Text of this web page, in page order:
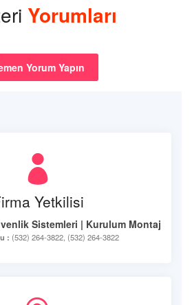
Yorumları
Yorum Yapın
Yetkilisi
Sistemleri | Kurulum Montaj
: (532) 264-3822, (532) 264-3822